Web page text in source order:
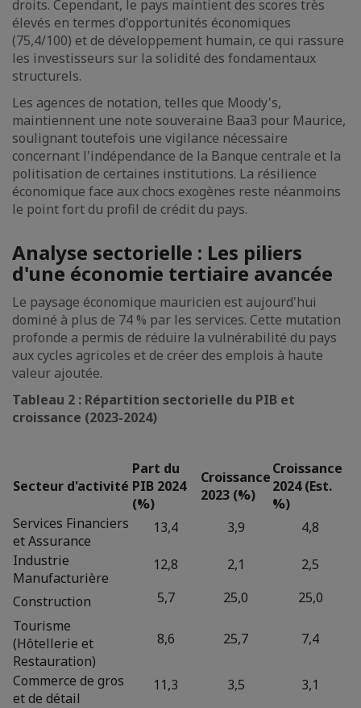
droits. Cependant, le pays maintient des scores très
élevés en termes d'opportunités économiques
(75,4/100) et de développement humain, ce qui rassure
les investisseurs sur la solidité des fondamentaux
structurels.
Les agences de notation, telles que Moody's,
maintiennent une note souveraine Baa3 pour Maurice,
soulignant toutefois une vigilance nécessaire
concernant l'indépendance de la Banque centrale et la
politisation de certaines institutions. La résilience
économique face aux chocs exogènes reste néanmoins
le point fort du profil de crédit du pays.
Analyse sectorielle : Les piliers
d'une économie tertiaire avancée
Le paysage économique mauricien est aujourd'hui
dominé à plus de 74 % par les services. Cette mutation
profonde a permis de réduire la vulnérabilité du pays
aux cycles agricoles et de créer des emplois à haute
valeur ajoutée.
Tableau 2 : Répartition sectorielle du PIB et
croissance (2023-2024)
Secteur d'activité
Part du
PIB 2024
(%)
Croissance
2023 (%)
Croissance
2024 (Est.
%)
Services Financiers
et Assurance
13,4 3,9
4,8
Industrie
Manufacturière
12,8 2,1 2,5
Construction 5,7 25,0
25,0
Tourisme
(Hôtellerie et
Restauration)
8,6 25,7 7,4
Commerce de gros
et de détail
11,3 3,5 3,1